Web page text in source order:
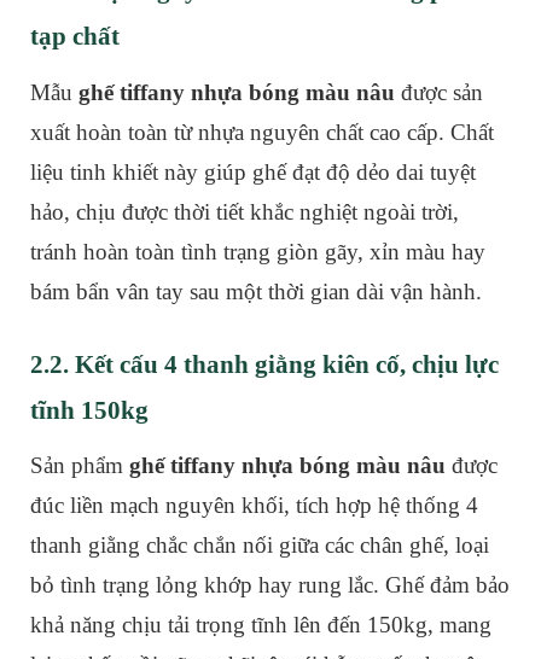
tạp chất
Mẫu ghế tiffany nhựa bóng màu nâu được sản
xuất hoàn toàn từ nhựa nguyên chất cao cấp. Chất
liệu tinh khiết này giúp ghế đạt độ dẻo dai tuyệt
hảo, chịu được thời tiết khắc nghiệt ngoài trời,
tránh hoàn toàn tình trạng giòn gãy, xỉn màu hay
bám bẩn vân tay sau một thời gian dài vận hành.
2.2. Kết cấu 4 thanh giằng kiên cố, chịu lực
tĩnh 150kg
Sản phẩm ghế tiffany nhựa bóng màu nâu được
đúc liền mạch nguyên khối, tích hợp hệ thống 4
thanh giằng chắc chắn nối giữa các chân ghế, loại
bỏ tình trạng lỏng khớp hay rung lắc. Ghế đảm bảo
khả năng chịu tải trọng tĩnh lên đến 150kg, mang